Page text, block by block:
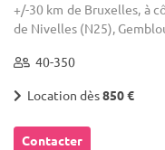
+/-30 km de Bruxelles, à
de Nivelles (N25),
40-350
Location dès850 €
Contacter